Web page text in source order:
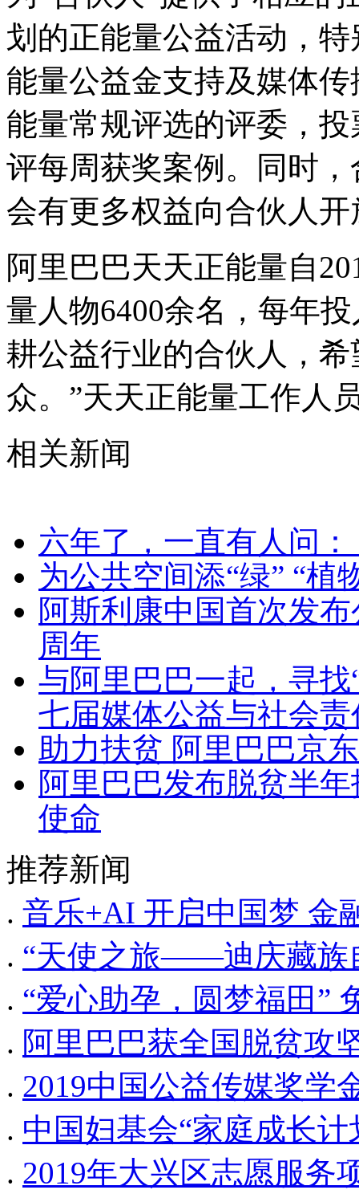
划的正能量公益活动，
能量公益金支持及媒体
能量常规评选的评委，
评每周获奖案例。同时
会有更多权益向合伙人开
阿里巴巴天天正能量自
量人物6400余名，每年
耕公益行业的合伙人，
众。”天天正能量工作人
相关新闻
六年了，一直有人问
为公共空间添“绿” “植
阿斯利康中国首次发
周年
与阿里巴巴一起，寻
七届媒体公益与社会
助力扶贫 阿里巴巴京
阿里巴巴发布脱贫半
使命
推荐新闻
. 音乐+AI 开启中国梦 金
. “天使之旅——迪庆藏族
. “爱心助孕，圆梦福田”
. 阿里巴巴获全国脱贫攻
. 2019中国公益传媒奖学
. 中国妇基会“家庭成长
. 2019年大兴区志愿服务